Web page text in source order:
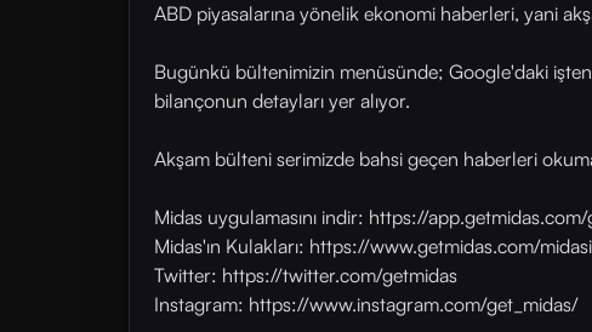
ABD piyasalarına yönelik ekonomi haberleri, yani
Bugünkü bültenimizin menüsünde; Google'daki
bilançonun detayları yer alıyor.
Akşam bülteni serimizde bahsi geçen haberleri
Midas uygulamasını indir: https://
Midas'ın Kulakları: https://www.getmidas.com/
Twitter: https://twitter.com/getmidas
Instagram: https://www.instagram.com/get_midas/